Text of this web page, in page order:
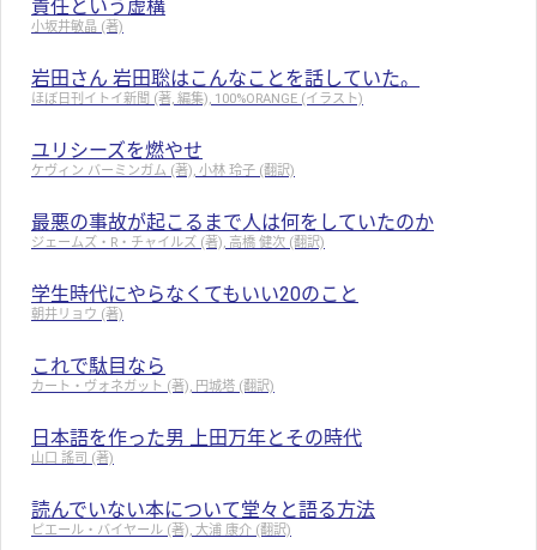
責任という虚構
小坂井敏晶 (著)
岩田さん 岩田聡はこんなことを話していた。
ほぼ日刊イトイ新聞 (著, 編集), 100%ORANGE (イラスト)
ユリシーズを燃やせ
ケヴィン バーミンガム (著), 小林 玲子 (翻訳)
最悪の事故が起こるまで人は何をしていたのか
ジェームズ・R・チャイルズ (著), 高橋 健次 (翻訳)
学生時代にやらなくてもいい20のこと
朝井リョウ (著)
これで駄目なら
カート・ヴォネガット (著), 円城塔 (翻訳)
日本語を作った男 上田万年とその時代
山口 謠司 (著)
読んでいない本について堂々と語る方法
ピエール・バイヤール (著), 大浦 康介 (翻訳)